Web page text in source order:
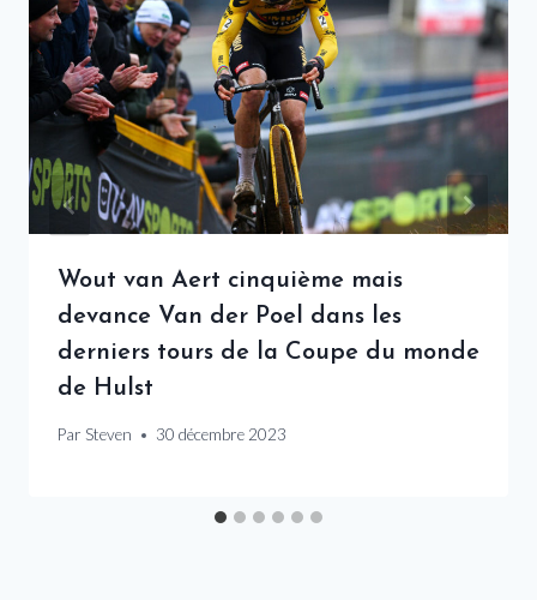
Wout van Aert cinquième mais
devance Van der Poel dans les
derniers tours de la Coupe du monde
de Hulst
Par Steven 30 décembre 2023